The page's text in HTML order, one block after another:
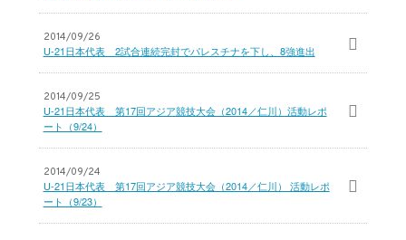
2014/09/26
U-21日本代表 2試合連続完封でパレスチナを下し、8強進出
2014/09/25
U-21日本代表 第17回アジア競技大会（2014／仁川）活動レポ
ート（9/24）
2014/09/24
U-21日本代表 第17回アジア競技大会（2014／仁川） 活動レポ
ート（9/23）